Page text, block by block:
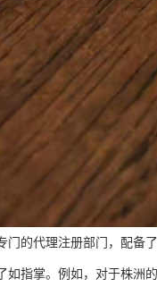
门的代理注册部门，配备
如指掌。例如，对于株洲